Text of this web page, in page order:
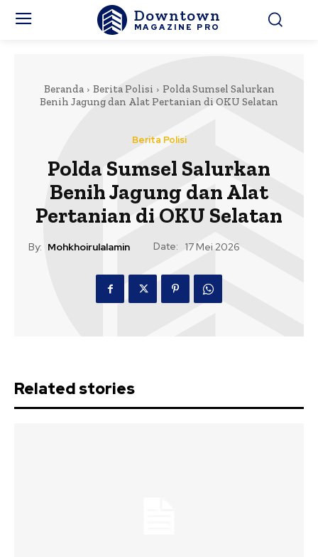
Downtown
MAGAZINE PRO
Beranda Berita Polisi
Polda Sumsel Salurkan
Benih Jagung dan Alat Pertanian di OKU Selatan
Berita Polisi
Polda Sumsel Salurkan
Benih Jagung dan Alat
Pertanian di OKU Selatan
By: Mohkhoirulalamin Date: 17 Mei 2026
Related stories